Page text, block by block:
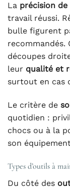
La précision
travail réussi.
bulle figurent
recommandés.
découpes
leur qualité et
surtout en cas
Le critère de
quotidien :
chocs ou à la
son
Types d’outils à
Du côté des